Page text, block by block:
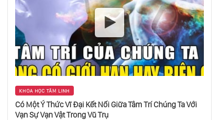
KHOA HỌC TÂM LINH
Có Một Ý Thức Vĩ Đại Kết Nối Giữa Tâm Trí Chúng Ta Với
Vạn Sự Vạn Vật Trong Vũ Trụ